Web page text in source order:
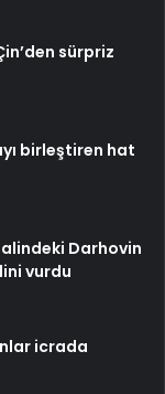
sürpriz
birleştiren hat
Darhovin
vurdu
icrada